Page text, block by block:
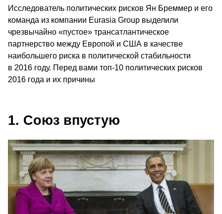
Исследователь политических рисков Ян Бреммер и его
команда из компании Eurasia Group выделили
чрезвычайно «пустое» трансатлантическое
партнерство между Европой и США в качестве
наибольшего риска в политической стабильности
в 2016 году. Перед вами топ-10 политических рисков
2016 года и их причины
1. Союз впустую